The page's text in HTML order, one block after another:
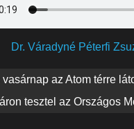
Dr. Váradyné Péterfi
az Atom térre
tesztel az Országos